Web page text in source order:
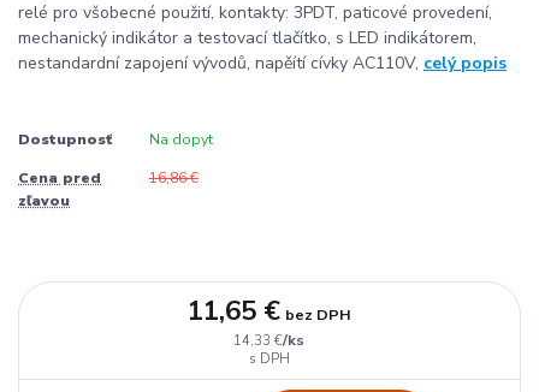
relé pro všobecné použití, kontakty: 3PDT, paticové provedení,
mechanický indikátor a testovací tlačítko, s LED indikátorem,
nestandardní zapojení vývodů, napěítí cívky AC110V, celý popis
Dostupnosť Na dopyt
Cena pred
zľavou
16,86 €
14,33 €/ks
11,65 € bez DPH